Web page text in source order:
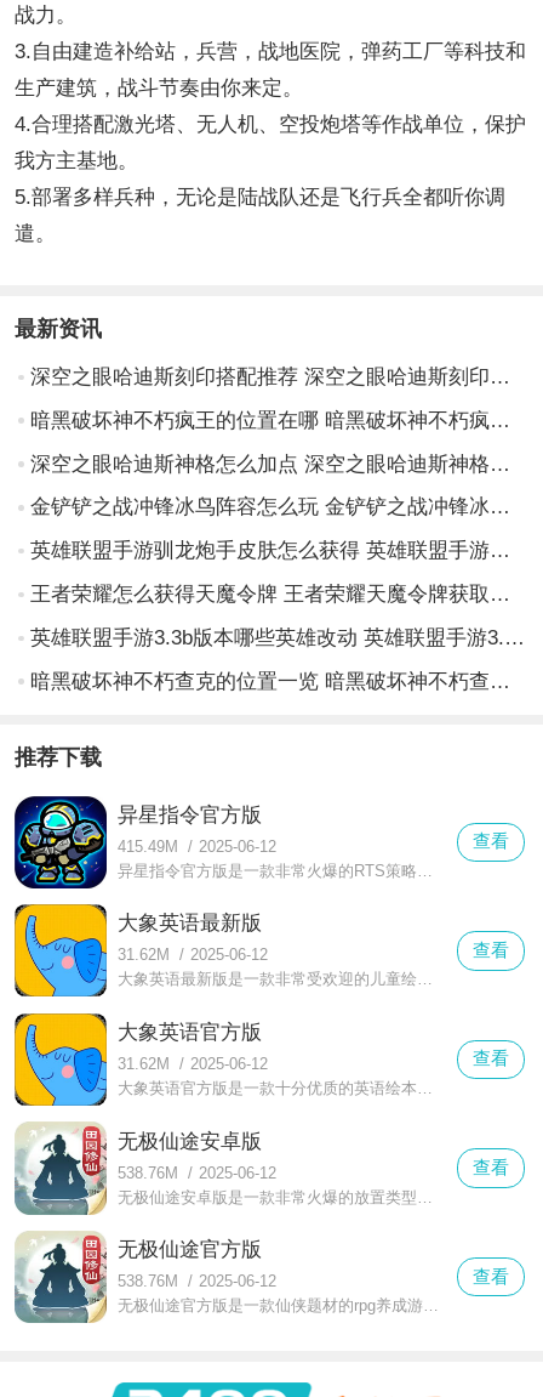
战力。
3.自由建造补给站，兵营，战地医院，弹药工厂等科技和
生产建筑，战斗节奏由你来定。
4.合理搭配激光塔、无人机、空投炮塔等作战单位，保护
我方主基地。
5.部署多样兵种，无论是陆战队还是飞行兵全都听你调
遣。
最新资讯
深空之眼哈迪斯刻印搭配推荐 深空之眼哈迪斯刻印怎么选择
暗黑破坏神不朽疯王的位置在哪 暗黑破坏神不朽疯王的位置介绍
深空之眼哈迪斯神格怎么加点 深空之眼哈迪斯神格加点攻略
金铲铲之战冲锋冰鸟阵容怎么玩 金铲铲之战冲锋冰鸟阵容攻略
英雄联盟手游驯龙炮手皮肤怎么获得 英雄联盟手游驯龙炮手皮肤获取攻略
王者荣耀怎么获得天魔令牌 王者荣耀天魔令牌获取方法
英雄联盟手游3.3b版本哪些英雄改动 英雄联盟手游3.3b版本英雄改动介绍
暗黑破坏神不朽查克的位置一览 暗黑破坏神不朽查克的位置在哪里
推荐下载
异星指令官方版
415.49M / 2025-06-12
查看
大象英语最新版
31.62M / 2025-06-12
大象英语最新版是一款非常受欢迎的儿童绘本学习软件，这款软件界面简洁，拥有非常丰富儿童绘本等你来获取，精选了世界各地的优质经典绘本，为孩子提供了优质的在线学习服务，丰富的课程内容等你来学习
查看
大象英语官方版
31.62M / 2025-06-12
大象英语官方版是一款十分优质的英语绘本学习软件，这款软件专为广大儿童打造，拥有非常丰富的绘本童谣等你来学习，可以帮助孩子更好的进行英语学习的启蒙，带给用户更好的学习服务。
查看
无极仙途安卓版
538.76M / 2025-06-12
查看
无极仙途官方版
538.76M / 2025-06-12
无极仙途官方版是一款仙侠题材的rpg养成游戏，玩家在这个修真世界将开始一段新的冒险生活，重新开始一段人生，可自由的在地图上闯荡着，欣赏各种壮观的景色，体验不同的玩法内容，亲身经历修真世界的美丽。
查看